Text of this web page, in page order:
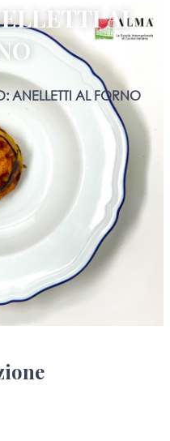
AL
ANELLETTI AL FORNO